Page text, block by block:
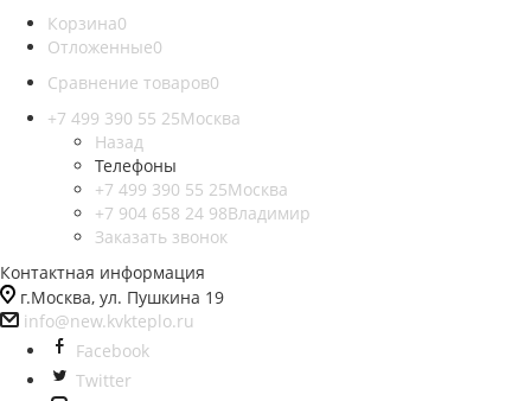
Корзина0
Отложенные0
Сравнение товаров0
+7 499 390 55 25Москва
Назад
Телефоны
+7 499 390 55 25Москва
+7 904 658 24 98Владимир
Заказать звонок
Контактная информация
г.Москва, ул. Пушкина 19
info@new.kvkteplo.ru
Facebook
Twitter